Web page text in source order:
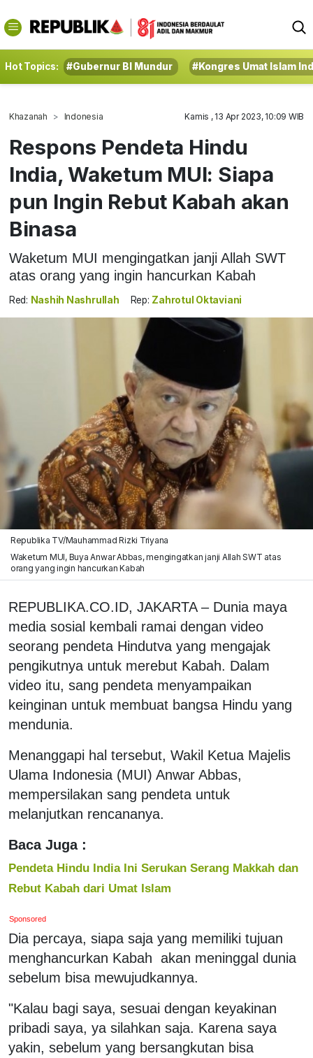
Hot Topics: #Gubernur BI Mundur #Kongres Umat Islam
Khazanah Indonesia Kamis , 13 Apr 2023, 10:09 WIB
Respons Pendeta Hindu
India, Waketum MUI: Siapa
pun Ingin Rebut Kabah akan
Binasa
Waketum MUI mengingatkan janji Allah SWT
atas orang yang ingin hancurkan Kabah
Red: Nashih Nashrullah Rep: Zahrotul Oktaviani
Republika TV/Mauhammad Rizki Triyana
Waketum MUI, Buya Anwar Abbas, mengingatkan janji Allah SWT atas
orang yang ingin hancurkan Kabah
REPUBLIKA.CO.ID, JAKARTA – Dunia maya
media sosial kembali ramai dengan video
seorang pendeta Hindutva yang mengajak
pengikutnya untuk merebut Kabah. Dalam
video itu, sang pendeta menyampaikan
keinginan untuk membuat bangsa Hindu yang
mendunia.
Menanggapi hal tersebut, Wakil Ketua Majelis
Ulama Indonesia (MUI) Anwar Abbas,
mempersilakan sang pendeta untuk
melanjutkan rencananya.
Baca Juga :
Pendeta Hindu India Ini Serukan Serang Makkah dan
Rebut Kabah dari Umat Islam
Sponsored
Dia percaya, siapa saja yang memiliki tujuan
menghancurkan Kabah akan meninggal dunia
sebelum bisa mewujudkannya.
"Kalau bagi saya, sesuai dengan keyakinan
pribadi saya, ya silahkan saja. Karena saya
yakin, sebelum yang bersangkutan bisa